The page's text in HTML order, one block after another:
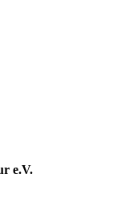
e.V.